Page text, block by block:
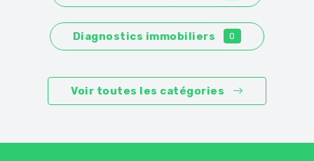
Diagnostics immobiliers 0
Voir toutes les catégories